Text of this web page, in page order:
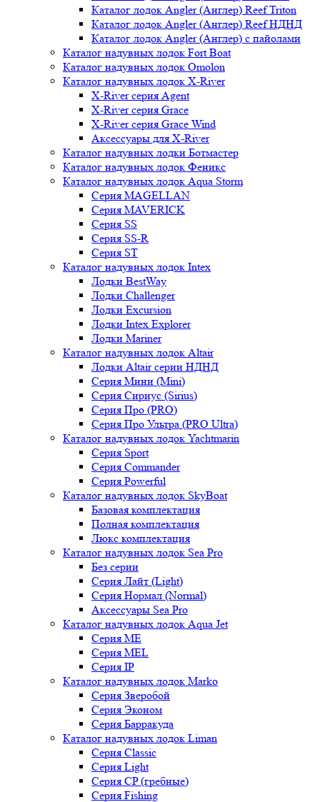
Каталог лодок Angler (Англер) Reef Triton
Каталог лодок Angler (Англер) Reef НДНД
Каталог лодок Angler (Англер) с пайолами
Каталог надувных лодок Fort Boat
Каталог надувных лодок Omolon
Каталог надувных лодок X-River
X-River серия Agent
X-River серия Grace
X-River серия Grace Wind
Аксессуары для X-River
Каталог надувных лодки Ботмастер
Каталог надувных лодок Феникc
Каталог надувных лодок Aqua Storm
Серия MAGELLAN
Серия MAVERICK
Серия SS
Серия SS-R
Серия ST
Каталог надувных лодок Intex
Лодки BestWay
Лодки Challenger
Лодки Excursion
Лодки Intex Explorer
Лодки Mariner
Каталог надувных лодок Altair
Лодки Altair серии НДНД
Серия Мини (Mini)
Серия Сириус (Sirius)
Серия Про (PRO)
Серия Про Ультра (PRO Ultra)
Каталог надувных лодок Yachtmarin
Серия Sport
Серия Commander
Серия Powerful
Каталог надувных лодок SkyBoat
Базовая комплектация
Полная комплектация
Люкс комплектация
Каталог надувных лодок Sea Pro
Без серии
Серия Лайт (Light)
Серия Нормал (Normal)
Аксессуары Sea Pro
Каталог надувных лодок Aqua Jet
Серия ME
Серия MEL
Серия IP
Каталог надувных лодок Marko
Серия Зверобой
Серия Эконом
Серия Барракуда
Каталог надувных лодок Liman
Серия Classic
Серия Light
Серия CP (гребные)
Серия Fishing